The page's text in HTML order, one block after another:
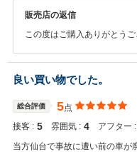
販売店の返信
この度はご購入ありがとう
き合いよろしくお願いしま
良い買い物でした。
総合評価 5点
接客 : 5 雰囲気 : 4 アフター :
当方仙台で事故に遭い前の車が